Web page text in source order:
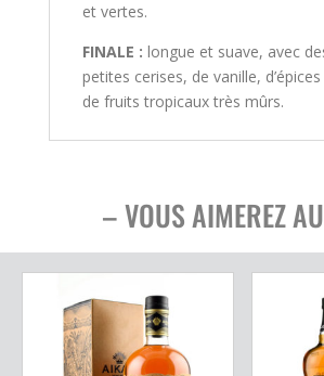
et vertes.
FINALE : longue et suave, avec
petites cerises, de vanille,
de fruits tropicaux très mûrs.
– VOUS AIMEREZ